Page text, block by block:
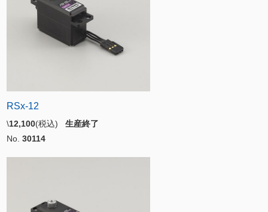
RSx-12
\12,100(税込) 生産終了
No. 30114